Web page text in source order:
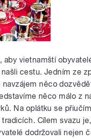
aby vietnamští
cestu. Jedním ze
něco
něco málo z
Na oplátku se
Cílem svazu
dodržovali nejen